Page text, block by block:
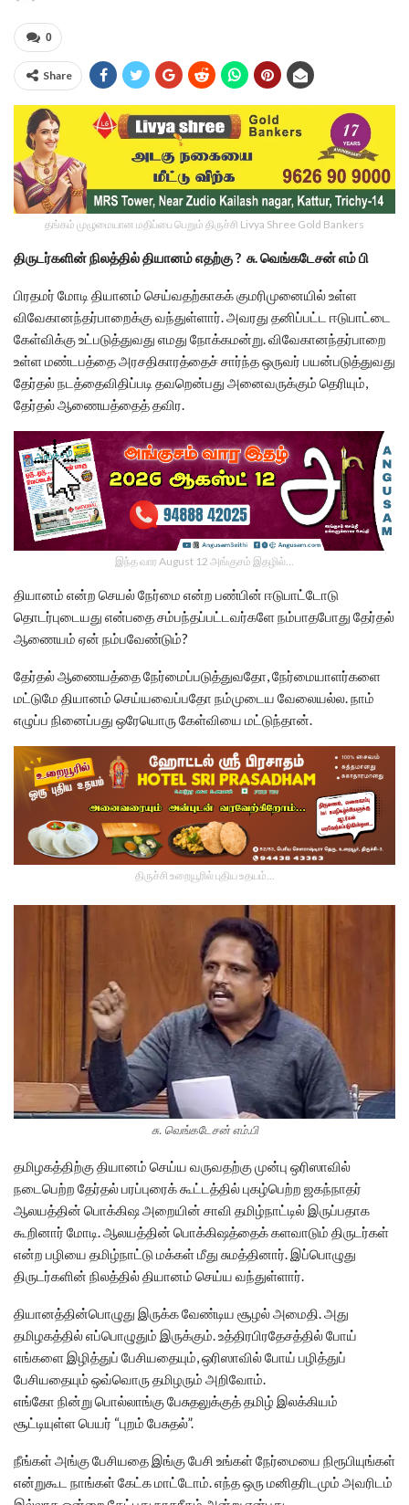
0
Share
தங்கம் முழுமையான மதிப்பை பெறும் திருச்சி Livya Shree Gold Bankers
திருடர்களின் நிலத்தில் தியானம் எதற்கு ? சு. வெங்கடேசன் எம் பி
பிரதமர் மோடி தியானம் செய்வதற்காகக் குமரிமுனையில் உள்ள
விவேகானந்தர்பாறைக்கு வந்துள்ளார். அவரது தனிப்பட்ட ஈடுபாட்டை
கேள்விக்கு உட்படுத்துவது எமது நோக்கமன்று. விவேகானந்தர்பாறை
உள்ள மண்டபத்தை அரசதிகாரத்தைச் சார்ந்த ஒருவர் பயன்படுத்துவது
தேர்தல் நடத்தைவிதிப்படி தவறென்பது அனைவருக்கும் தெரியும்,
தேர்தல் ஆணையத்தைத் தவிர.
இந்த வார August 12 அங்குசம் இதழில்…
தியானம் என்ற செயல் நேர்மை என்ற பண்பின் ஈடுபாட்டோடு
தொடர்புடையது என்பதை சம்பந்தப்பட்டவர்களே நம்பாதபோது தேர்தல்
ஆணையம் ஏன் நம்பவேண்டும்?
தேர்தல் ஆணையத்தை நேர்மைப்படுத்துவதோ, நேர்மையாளர்களை
மட்டுமே தியானம் செய்யவைப்பதோ நம்முடைய வேலையல்ல. நாம்
எழுப்ப நினைப்பது ஒரேயொரு கேள்வியை மட்டுந்தான்.
திருச்சி உறையூரில் புதிய உதயம்...
சு. வெங்கடேசன் எம்.பி
தமிழகத்திற்கு தியானம் செய்ய வருவதற்கு முன்பு ஒரிஸாவில்
நடைபெற்ற தேர்தல் பரப்புரைக் கூட்டத்தில் புகழ்பெற்ற ஜகந்நாதர்
ஆலயத்தின் பொக்கிஷ அறையின் சாவி தமிழ்நாட்டில் இருப்பதாக
கூறினார் மோடி. ஆலயத்தின் பொக்கிஷத்தைக் களவாடும் திருடர்கள்
என்ற பழியை தமிழ்நாட்டு மக்கள் மீது சுமத்தினார். இப்பொழுது
திருடர்களின் நிலத்தில் தியானம் செய்ய வந்துள்ளார்.
தியானத்தின்பொழுது இருக்க வேண்டிய சூழல் அமைதி. அது
தமிழகத்தில் எப்பொழுதும் இருக்கும். உத்திரபிரதேசத்தில் போய்
எங்களை இழித்துப் பேசியதையும், ஒரிஸாவில் போய் பழித்துப்
பேசியதையும் ஒவ்வொரு தமிழரும் அறிவோம்.
எங்கோ நின்று பொல்லாங்கு பேசுதலுக்குத் தமிழ் இலக்கியம்
சூட்டியுள்ள பெயர் “புறம் பேசுதல்”.
நீங்கள் அங்கு பேசியதை இங்கு பேசி உங்கள் நேர்மையை நிரூபியுங்கள்
என்றுகூட நாங்கள் கேட்க மாட்டோம். எந்த ஒரு மனிதரிடமும் அவரிடம்